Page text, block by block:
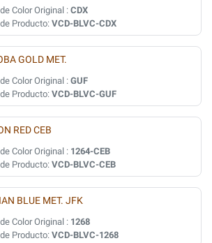
Color Original : CDX
Producto: VCD-BLVC-CDX
GOLD MET.
Color Original : GUF
Producto: VCD-BLVC-GUF
RED CEB
Color Original : 1264-CEB
Producto: VCD-BLVC-CEB
BLUE MET. JFK
Color Original : 1268
Producto: VCD-BLVC-1268